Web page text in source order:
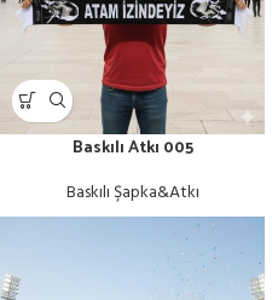
Baskılı Atkı 005
Baskılı Şapka&Atkı